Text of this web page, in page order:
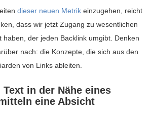
dieser neuen Metrik einzugehen, reicht
dass wir jetzt Zugang zu wesentlichen
haben, der jeden Backlink umgibt. Denken
nach: die Konzepte, die sich aus den
von Links ableiten.
in der Nähe eines
eine Absicht